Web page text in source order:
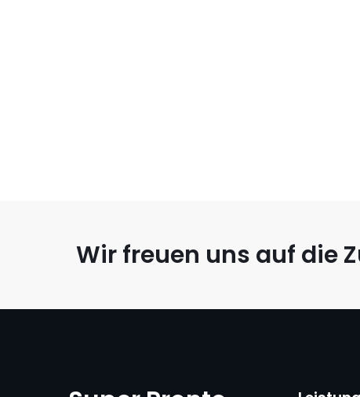
Wir freuen uns auf die